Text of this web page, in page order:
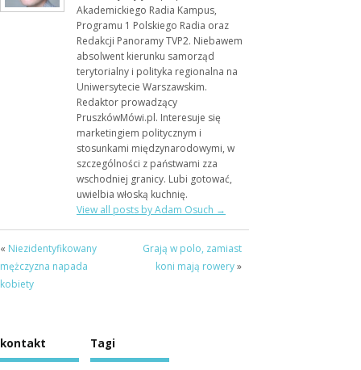
Akademickiego Radia Kampus,
Programu 1 Polskiego Radia oraz
Redakcji Panoramy TVP2. Niebawem
absolwent kierunku samorząd
terytorialny i polityka regionalna na
Uniwersytecie Warszawskim.
Redaktor prowadzący
PruszkówMówi.pl. Interesuje się
marketingiem politycznym i
stosunkami międzynarodowymi, w
szczególności z państwami zza
wschodniej granicy. Lubi gotować,
uwielbia włoską kuchnię.
View all posts by Adam Osuch →
« Niezidentyfikowany
mężczyzna napada
kobiety
Grają w polo, zamiast
koni mają rowery»
kontakt Tagi